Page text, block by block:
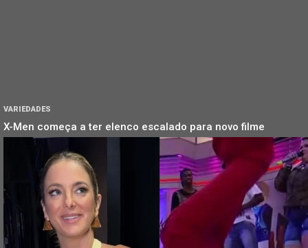
VARIEDADES
X-Men começa a ter elenco escalado para novo filme